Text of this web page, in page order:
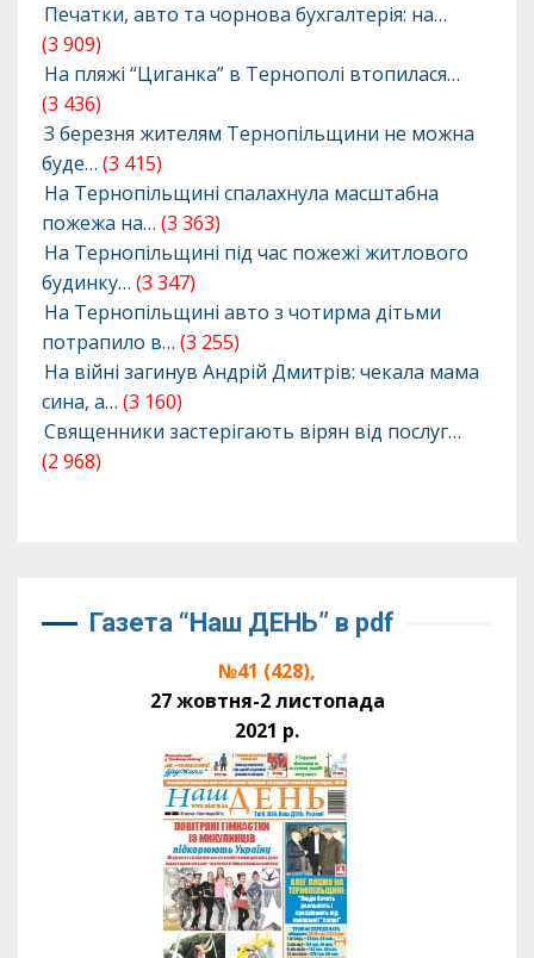
Печатки, авто та чорнова бухгалтерія: на…
(3 909)
На пляжі “Циганка” в Тернополі втопилася…
(3 436)
З березня жителям Тернопільщини не можна
буде… (3 415)
На Тернопільщині спалахнула масштабна
пожежа на… (3 363)
На Тернопільщині під час пожежі житлового
будинку… (3 347)
На Тернопільщині авто з чотирма дітьми
потрапило в… (3 255)
На війні загинув Андрій Дмитрів: чекала мама
сина, а… (3 160)
Священники застерігають вірян від послуг…
(2 968)
Газета “Наш ДЕНЬ” в pdf
№41 (428),
27 жовтня-2 листопада
2021 р.